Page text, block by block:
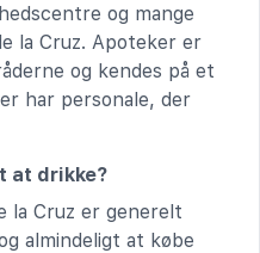
og mange
la Cruz. Apoteker er
og kendes på et
har personale, der
at drikke?
la Cruz er generelt
almindeligt at købe